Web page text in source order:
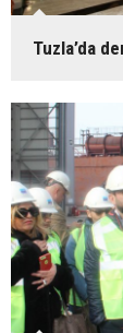
Tuzla’da